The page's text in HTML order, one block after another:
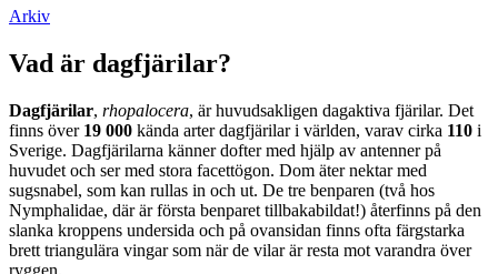
Arkiv
Vad är dagfjärilar?
Dagfjärilar, rhopalocera, är huvudsakligen dagaktiva fjärilar. Det
finns över 19 000 kända arter dagfjärilar i världen, varav cirka 110 i
Sverige. Dagfjärilarna känner dofter med hjälp av antenner på
huvudet och ser med stora facettögon. Dom äter nektar med
sugsnabel, som kan rullas in och ut. De tre benparen (två hos
Nymphalidae, där är första benparet tillbakabildat!) återfinns på den
slanka kroppens undersida och på ovansidan finns ofta färgstarka
brett triangulära vingar som när de vilar är resta mot varandra över